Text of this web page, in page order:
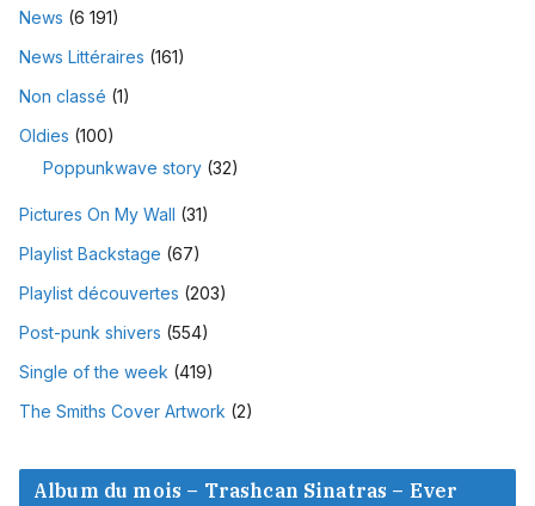
News (6 191)
News Littéraires (161)
Non classé (1)
Oldies (100)
Poppunkwave story (32)
Pictures On My Wall (31)
Playlist Backstage (67)
Playlist découvertes (203)
Post-punk shivers (554)
Single of the week (419)
The Smiths Cover Artwork (2)
Album du mois – Trashcan Sinatras – Ever